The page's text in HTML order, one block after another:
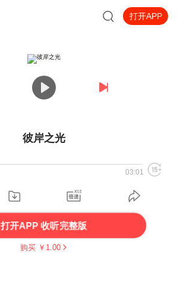
打开APP
彼岸之光
03:01
打开APP 收听完整版
购买 ￥ 1.00